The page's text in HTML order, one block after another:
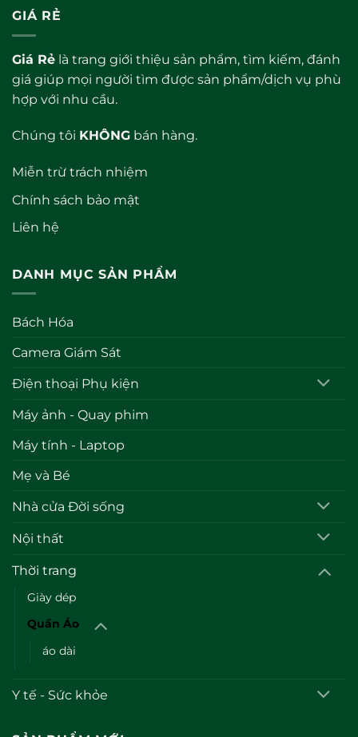
sao
GIÁ RẺ
Giá Rẻ là trang giới thiệu sản phẩm, tìm kiếm, đánh
giá giúp mọi người tìm được sản phẩm/dịch vụ phù
hợp với nhu cầu.
Chúng tôi KHÔNG bán hàng.
Miễn trừ trách nhiệm
Chính sách bảo mật
Liên hệ
DANH MỤC SẢN PHẨM
Bách Hóa
Camera Giám Sát
Điện thoại Phụ kiện
Máy ảnh - Quay phim
Máy tính - Laptop
Mẹ và Bé
Nhà cửa Đời sống
Nội thất
Thời trang
Giày dép
Quần Áo
áo dài
Y tế - Sức khỏe